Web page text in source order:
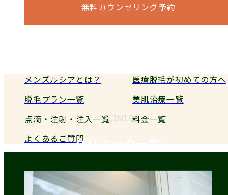
無料カウンセリング予約
メンズルシアとは？
医療脱毛が初めての方へ
脱毛プラン一覧
美肌治療一覧
点滴・注射・注入一覧
料金一覧
よくあるご質問
CLINIC
クリニック一覧